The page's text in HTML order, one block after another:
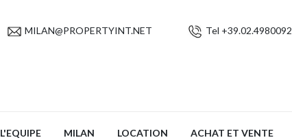
MILAN@PROPERTYINT.NET Tel +39.02.4980092
L'EQUIPE MILAN LOCATION ACHAT ET VENTE